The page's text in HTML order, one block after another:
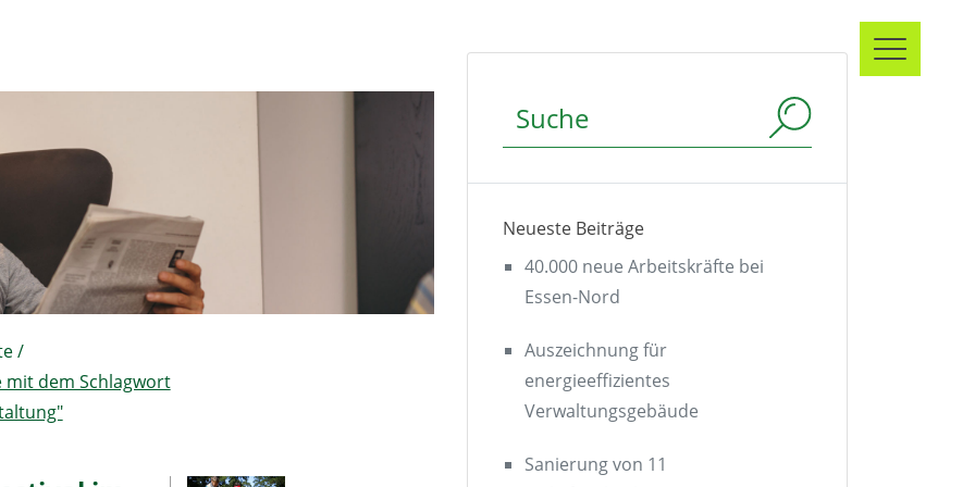
/
mit dem Schlagwort
Neueste Beiträge
40.000 neue Arbeitskräfte bei
Essen-Nord
Auszeichnung für
energieeffizientes
Verwaltungsgebäude
Sanierung von 11